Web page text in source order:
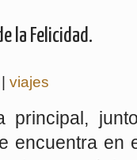
la Felicidad.
viajes
principal,
encuentra en